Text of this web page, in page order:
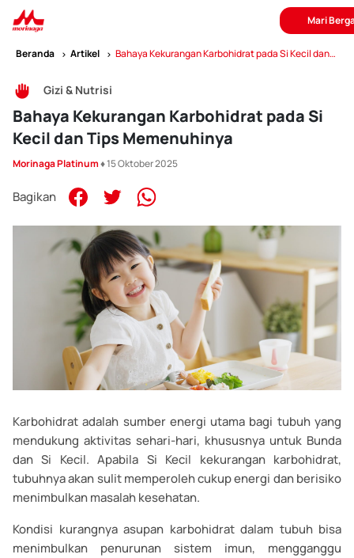
Mari
Beranda Artikel
Bahaya Kekurangan Karbohidrat pada Si Kecil dan
Gizi & Nutrisi
Bahaya Kekurangan Karbohidrat pada Si
Kecil dan Tips Memenuhinya
Morinaga Platinum♦ 15 Oktober 2025
Bagikan
Karbohidrat adalah sumber energi utama bagi tubuh yang
mendukung aktivitas sehari-hari, khususnya untuk Bunda
dan Si Kecil. Apabila Si Kecil kekurangan karbohidrat,
tubuhnya akan sulit memperoleh cukup energi dan berisiko
menimbulkan masalah kesehatan.
Kondisi kurangnya asupan karbohidrat dalam tubuh bisa
menimbulkan penurunan sistem imun, mengganggu